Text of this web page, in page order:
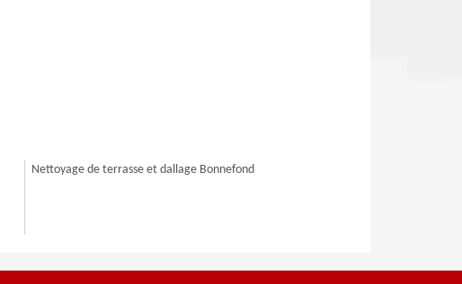
Nettoyage de terrasse et dallage Bonnefond